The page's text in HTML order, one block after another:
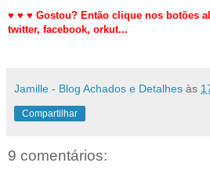
♥ ♥ ♥ Gostou? Então clique nos botões
twitter, facebook, orkut...
Jamille - Blog Achados e Detalhes às
Compartilhar
9 comentários: